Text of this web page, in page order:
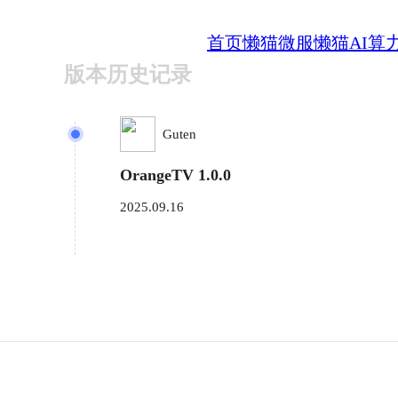
首页懒猫微服懒猫AI算
版本历史记录
Guten
OrangeTV 1.0.0
2025.09.16